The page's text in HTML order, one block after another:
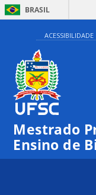
BRASIL
ACESSIBILIDADE
Mestrado
Ensino de